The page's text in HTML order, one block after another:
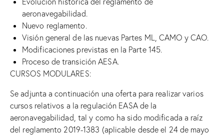
aeronavegabilidad.
Nuevo reglamento.
Visión general de las nuevas Partes ML, CAMO y CAO.
Modificaciones previstas en la Parte 145.
Proceso de transición AESA.
CURSOS MODULARES:
Se adjunta a continuación una oferta para realizar varios
cursos relativos a la regulación EASA de la
aeronavegabilidad, tal y como ha sido modificada a raíz
del reglamento 2019-1383 (aplicable desde el 24 de mayo